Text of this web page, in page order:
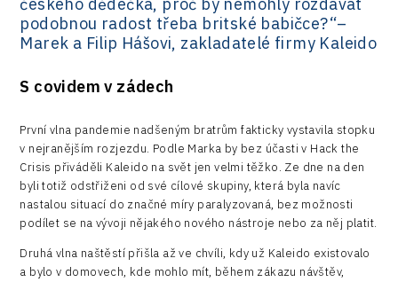
českého dědečka, proč by nemohly rozdávat
podobnou radost třeba britské babičce?“–
Marek a Filip Hášovi, zakladatelé firmy Kaleido
S covidem v zádech
První vlna pandemie nadšeným bratrům fakticky vystavila stopku
v nejranějším rozjezdu. Podle Marka by bez účasti v Hack the
Crisis přiváděli Kaleido na svět jen velmi těžko. Ze dne na den
byli totiž odstřiženi od své cílové skupiny, která byla navíc
nastalou situací do značné míry paralyzovaná, bez možnosti
podílet se na vývoji nějakého nového nástroje nebo za něj platit.
Druhá vlna naštěstí přišla až ve chvíli, kdy už Kaleido existovalo
a bylo v domovech, kde mohlo mít, během zákazu návštěv,